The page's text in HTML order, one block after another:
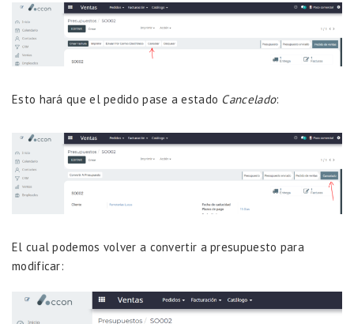
Esto hará que el pedido pase a estado Cancelado:
El cual podemos volver a convertir a presupuesto para
modificar: